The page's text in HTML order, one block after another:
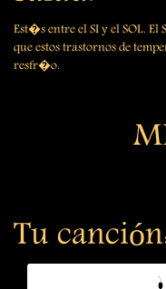
Est�s entre el SI y el SOL. El
que estos trastornos de
resfr�o.
Tu